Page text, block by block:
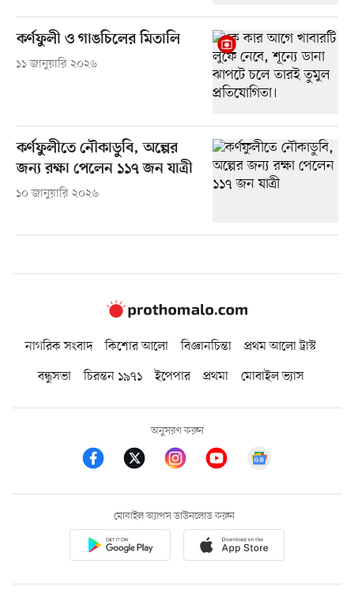
কর্ণফুলী ও গাঙচিলের মিতালি
১১ জানুয়ারি ২০২৬
কর্ণফুলীতে নৌকাডুবি, অল্পের
জন্য রক্ষা পেলেন ১১৭ জন যাত্রী
১০ জানুয়ারি ২০২৬
নাগরিক সংবাদ কিশোর আলো বিজ্ঞানচিন্তা
প্রথম আলো ট্রাস্ট
বন্ধুসভা
চিরন্তন ১৯৭১ ইপেপার প্রথমা মোবাইল ভ্যাস
অনুসরণ করুন
মোবাইল অ্যাপস ডাউনলোড করুন